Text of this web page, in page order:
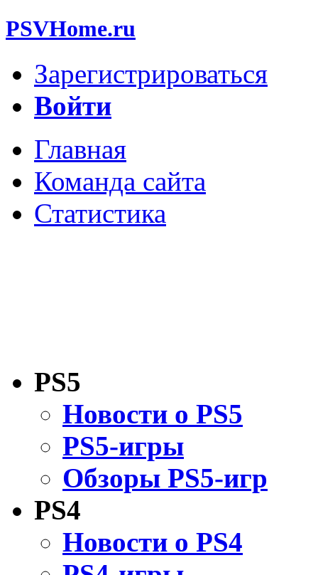
PSVHome.ru
Зарегистрироваться
Войти
Главная
Команда сайта
Статистика
PS5
Новости о PS5
PS5-игры
Обзоры PS5-игр
PS4
Новости о PS4